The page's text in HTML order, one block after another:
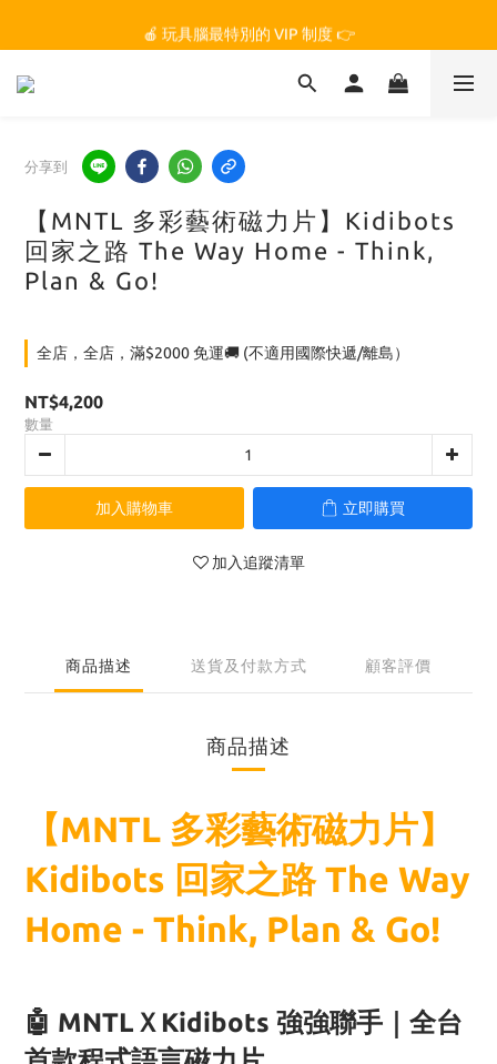
🏆 玩具腦是全台第一個獲得 STEM.org 教育平台
🍎 玩具腦最特別的 VIP 制度 👉
🏆 玩具腦是全台第一個獲得 STEM.org 教育平台
分享到
【MNTL 多彩藝術磁力片】Kidibots
回家之路 The Way Home - Think,
Plan & Go!
全店，全店，滿$2000 免運🚚 (不適用國際快遞/離島）
NT$4,200
數量
加入購物車 立即購買
加入追蹤清單
商品描述 送貨及付款方式 顧客評價
商品描述
【MNTL 多彩藝術磁力片】
Kidibots 回家之路 The Way
Home - Think, Plan & Go!
🤖 MNTLＸKidibots 強強聯手｜全台